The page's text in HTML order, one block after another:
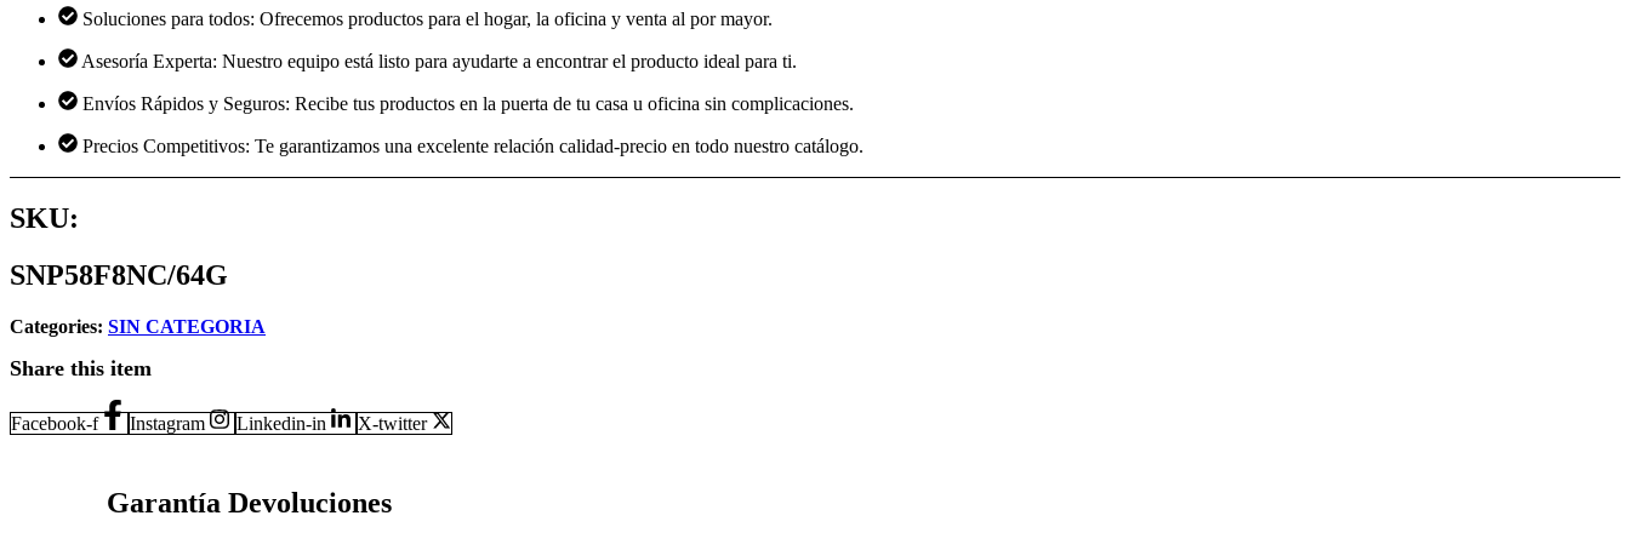
Soluciones para todos: Ofrecemos productos para el hogar, la oficina y venta al por mayor.
Asesoría Experta: Nuestro equipo está listo para ayudarte a encontrar el producto ideal para ti.
Envíos Rápidos y Seguros: Recibe tus productos en la puerta de tu casa u oficina sin complicaciones.
Precios Competitivos: Te garantizamos una excelente relación calidad-precio en todo nuestro catálogo.
SKU:
SNP58F8NC/64G
Categories: SIN CATEGORIA
Share this item
Facebook-f Instagram Linkedin-in X-twitter
Garantía Devoluciones